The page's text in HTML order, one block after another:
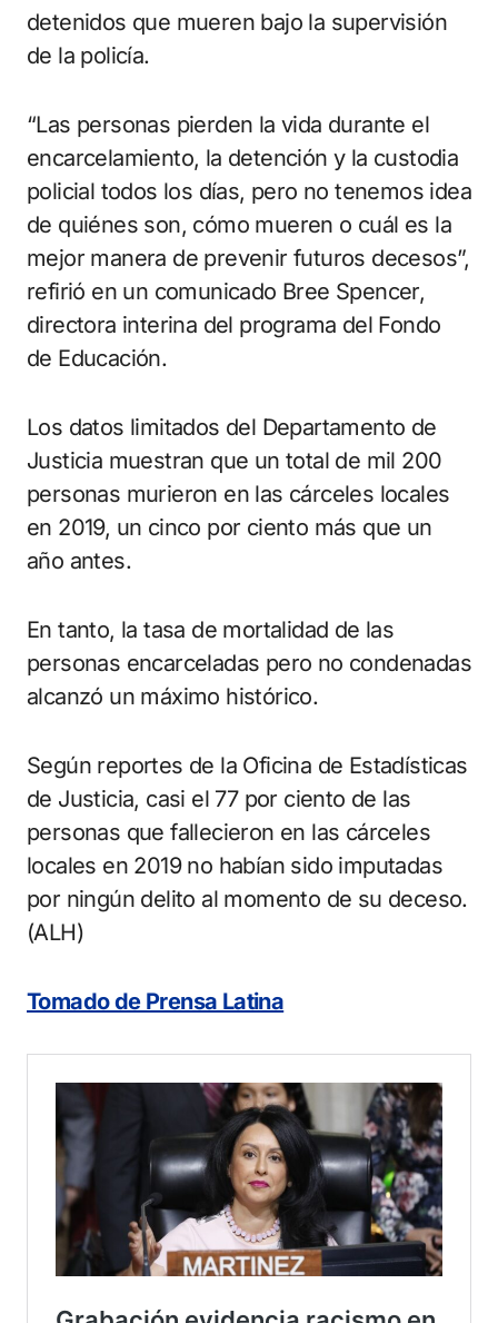
detenidos que mueren bajo la supervisión
de la policía.
“Las personas pierden la vida durante el
encarcelamiento, la detención y la custodia
policial todos los días, pero no tenemos idea
de quiénes son, cómo mueren o cuál es la
mejor manera de prevenir futuros decesos”,
refirió en un comunicado Bree Spencer,
directora interina del programa del Fondo
de Educación.
Los datos limitados del Departamento de
Justicia muestran que un total de mil 200
personas murieron en las cárceles locales
en 2019, un cinco por ciento más que un
año antes.
En tanto, la tasa de mortalidad de las
personas encarceladas pero no condenadas
alcanzó un máximo histórico.
Según reportes de la Oficina de Estadísticas
de Justicia, casi el 77 por ciento de las
personas que fallecieron en las cárceles
locales en 2019 no habían sido imputadas
por ningún delito al momento de su deceso.
(ALH)
Tomado de Prensa Latina